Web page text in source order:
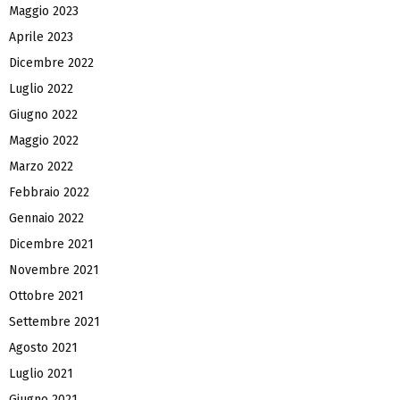
Maggio 2023
Aprile 2023
Dicembre 2022
Luglio 2022
Giugno 2022
Maggio 2022
Marzo 2022
Febbraio 2022
Gennaio 2022
Dicembre 2021
Novembre 2021
Ottobre 2021
Settembre 2021
Agosto 2021
Luglio 2021